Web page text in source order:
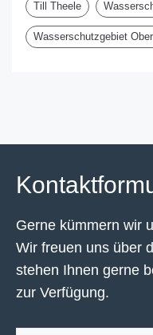
Till Theele
Wasserschutzgebiet
Gerne kümmern wir
Wir freuen uns über
stehen Ihnen gerne
zur Verfügung.